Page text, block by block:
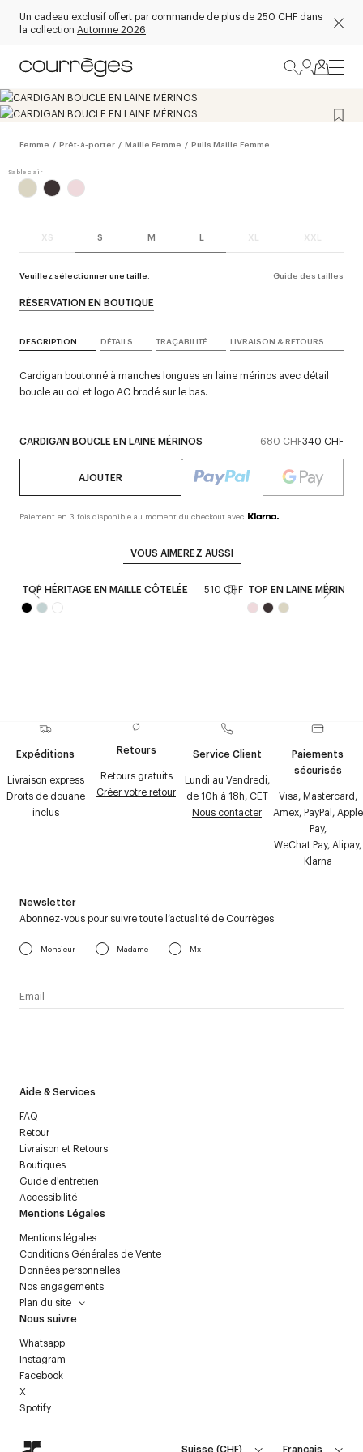
Un cadeau exclusif offert par commande de plus de 250 CHF dans
la collection Automne 2026.
Femme / Prêt-à-porter / Maille Femme / Pulls Maille Femme
XS S M L XL XXL
Veuillez sélectionner une taille. Guide des tailles
CARDIGAN BOUCLE EN LAINE MÉRINOS 680 CHF340 CHF
AJOUTER
Paiement en 3 fois disponible au moment du checkout avec
RÉSERVATION EN BOUTIQUE
DESCRIPTION DÉTAILS TRAÇABILITÉ LIVRAISON & RETOURS
Cardigan boutonné à manches longues en laine mérinos avec détail
boucle au col et logo AC brodé sur le bas.
VOUS AIMEREZ AUSSI
TOP HÉRITAGE EN MAILLE CÔTELÉE 510 CHF TOP EN LAINE MÉRINOS
Expéditions
Livraison express
Droits de douane
inclus
Retours
Retours gratuits
Créer votre retour
Service Client
Lundi au Vendredi,
de 10h à 18h, CET
Nous contacter
Paiements
sécurisés
Visa, Mastercard,
Amex, PayPal, Apple
Pay,
WeChat Pay, Alipay,
Klarna
Aide & Services
FAQ
Retour
Livraison et Retours
Boutiques
Guide d'entretien
Accessibilité
Mentions Légales
Mentions légales
Conditions Générales de Vente
Données personnelles
Nos engagements
Plan du site
Nous suivre
Whatsapp
Instagram
Facebook
X
Spotify
Newsletter
Abonnez-vous pour suivre toute l’actualité de Courrèges
Monsieur Madame Mx
Suisse(CHF) Français